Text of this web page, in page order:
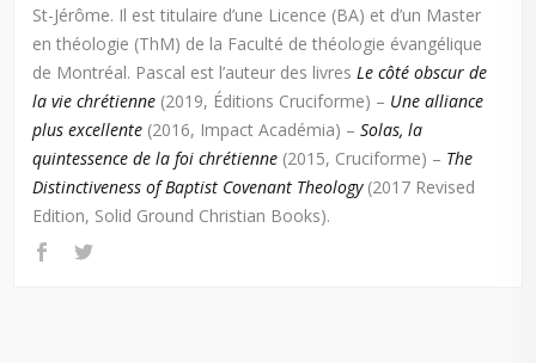
St-Jérôme. Il est titulaire d’une Licence (BA) et d’un Master
en théologie (ThM) de la Faculté de théologie évangélique
de Montréal. Pascal est l’auteur des livresLe côté obscur de
la vie chrétienne (2019, Éditions Cruciforme) – Une alliance
plus excellente (2016, Impact Académia) –Solas, la
quintessence de la foi chrétienne (2015, Cruciforme) – The
Distinctiveness of Baptist Covenant Theology(2017 Revised
Edition, Solid Ground Christian Books).